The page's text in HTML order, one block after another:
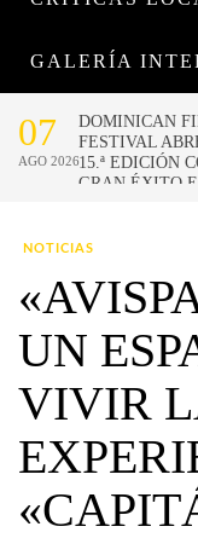
GALERÍA
NOTICIAS
UN
VIVIR